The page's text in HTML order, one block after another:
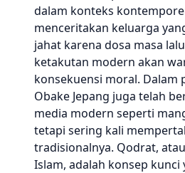
dalam konteks
menceritakan keluarga
jahat karena dosa masa
ketakutan modern akan
konsekuensi moral. Dalam
Obake Jepang juga telah
media modern seperti
tetapi sering kali
tradisionalnya. Qodrat,
Islam, adalah konsep kunci